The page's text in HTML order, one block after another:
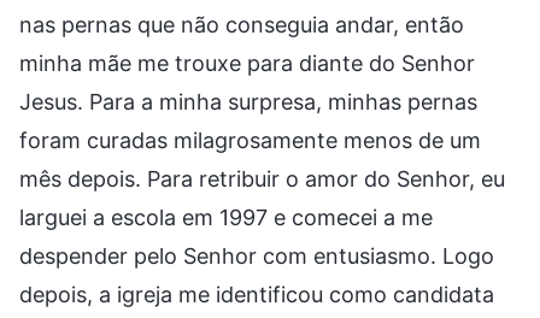
nas pernas que não conseguia andar, então
minha mãe me trouxe para diante do Senhor
Jesus. Para a minha surpresa, minhas pernas
foram curadas milagrosamente menos de um
mês depois. Para retribuir o amor do Senhor, eu
larguei a escola em 1997 e comecei a me
despender pelo Senhor com entusiasmo. Logo
depois, a igreja me identificou como candidata